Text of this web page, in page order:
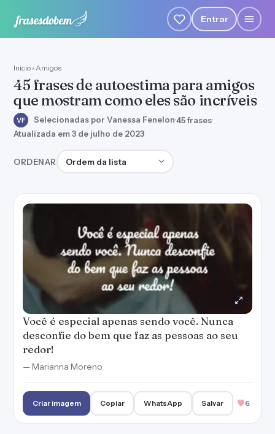
Entrar
Início › Amigos
45 frases de autoestima para amigos
que mostram como eles são incríveis
VF Selecionadas por Vanessa Fenelon·45 frases·
Atualizada em 3 de julho de 2023
ORDENAR Ordenar frases
Você é especial apenas sendo você. Nunca
desconfie do bem que faz as pessoas ao seu
redor!
— Marianna Moreno
Criar imagem Copiar WhatsApp Salvar 6